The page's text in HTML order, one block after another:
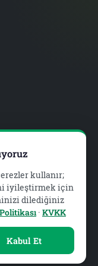
kullanır;
iyileştirmek için
dilediğiniz
· KVKK
Kabul Et